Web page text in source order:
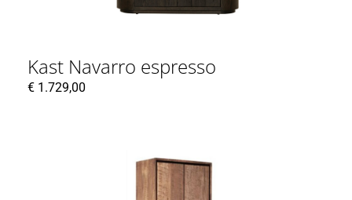
Kast Navarro espresso
€ 1.729,00